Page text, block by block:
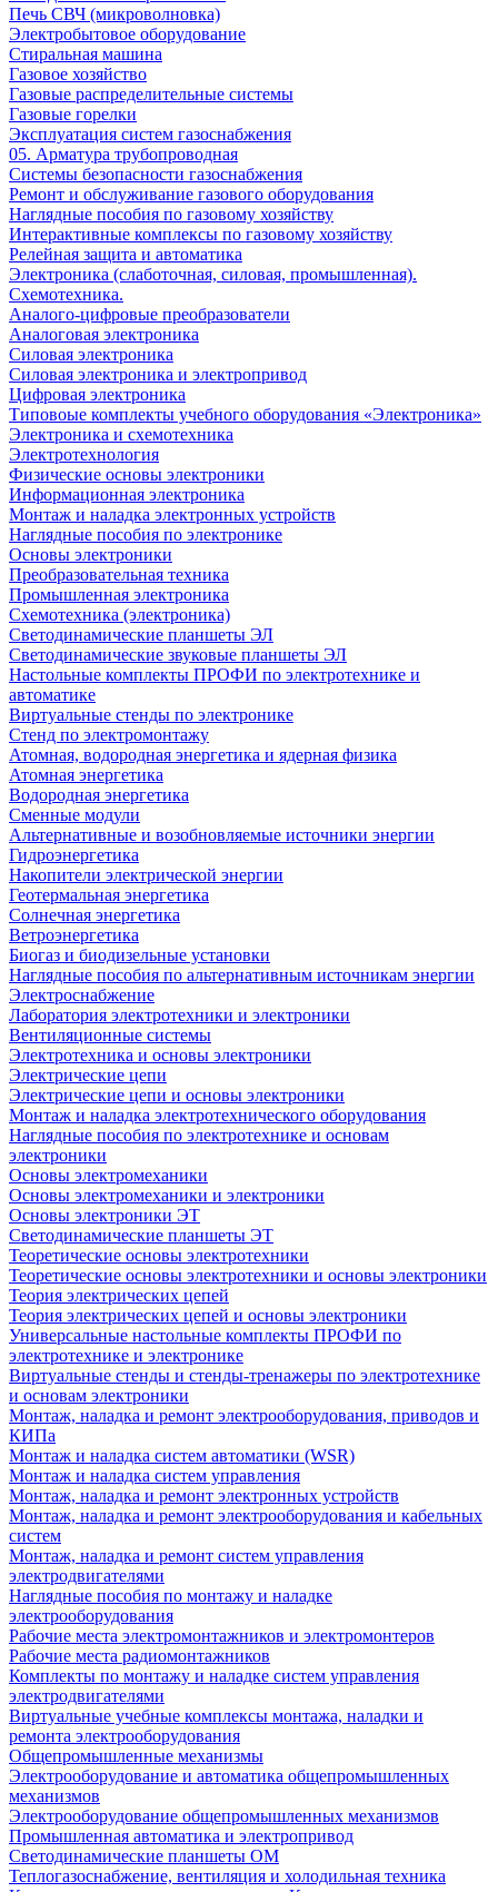
Печь СВЧ (микроволновка)
Электробытовое оборудование
Стиральная машина
Газовое хозяйство
Газовые распределительные системы
Газовые горелки
Эксплуатация систем газоснабжения
05. Арматура трубопроводная
Системы безопасности газоснабжения
Ремонт и обслуживание газового оборудования
Наглядные пособия по газовому хозяйству
Интерактивные комплексы по газовому хозяйству
Релейная защита и автоматика
Электроника (слаботочная, силовая, промышленная).
Схемотехника.
Аналого-цифровые преобразователи
Аналоговая электроника
Cиловая электроника
Cиловая электроника и электропривод
Цифровая электроника
Типовоые комплекты учебного оборудования «Электроника»
Электроника и схемотехника
Электротехнология
Физические основы электроники
Информационная электроника
Монтаж и наладка электронных устройств
Наглядные пособия по электронике
Основы электроники
Преобразовательная техника
Промышленная электроника
Схемотехника (электроника)
Светодинамические планшеты ЭЛ
Светодинамические звуковые планшеты ЭЛ
Настольные комплекты ПРОФИ по электротехнике и
автоматике
Виртуальные стенды по электронике
Стенд по электромонтажу
Атомная, водородная энергетика и ядерная физика
Атомная энергетика
Водородная энергетика
Сменные модули
Альтернативные и возобновляемые источники энергии
Гидроэнергетика
Накопители электрической энергии
Геотермальная энергетика
Солнечная энергетика
Ветроэнергетика
Биогаз и биодизельные установки
Наглядные пособия по альтернативным источникам энергии
Электроснабжение
Лаборатория электротехники и электроники
Вентиляционные системы
Электротехника и основы электроники
Электрические цепи
Электрические цепи и основы электроники
Монтаж и наладка электротехнического оборудования
Наглядные пособия по электротехнике и основам
электроники
Основы электромеханики
Основы электромеханики и электроники
Основы электроники ЭТ
Светодинамические планшеты ЭТ
Теоретические основы электротехники
Теоретические основы электротехники и основы электроники
Теория электрических цепей
Теория электрических цепей и основы электроники
Универсальные настольные комплекты ПРОФИ по
электротехнике и электронике
Виртуальные стенды и стенды-тренажеры по электротехнике
и основам электроники
Монтаж, наладка и ремонт электрооборудования, приводов и
КИПа
Монтаж и наладка систем автоматики (WSR)
Монтаж и наладка систем управления
Монтаж, наладка и ремонт электронных устройств
Монтаж, наладка и ремонт электрооборудования и кабельных
систем
Монтаж, наладка и ремонт систем управления
электродвигателями
Наглядные пособия по монтажу и наладке
электрооборудования
Рабочие места электромонтажников и электромонтеров
Рабочие места радиомонтажников
Комплекты по монтажу и наладке систем управления
электродвигателями
Виртуальные учебные комплексы монтажа, наладки и
ремонта электрооборудования
Общепромышленные механизмы
Электрооборудование и автоматика общепромышленных
механизмов
Электрооборудование общепромышленных механизмов
Промышленная автоматика и электропривод
Светодинамические планшеты ОМ
Теплогазоснабжение, вентиляция и холодильная техника